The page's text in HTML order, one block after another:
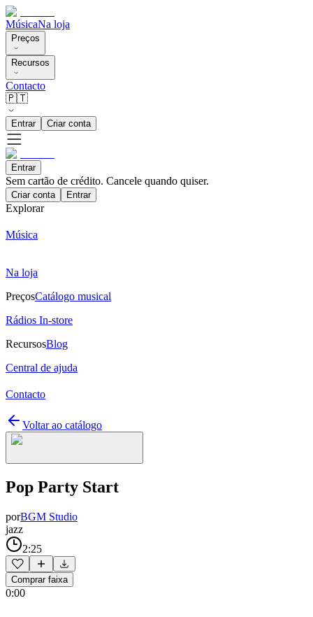
MúsicaNa loja
Preços
Recursos
Contacto
🇵🇹
Entrar Criar conta
Entrar
Sem cartão de crédito. Cancele quando quiser.
Criar conta Entrar
Explorar
Música
Na loja
PreçosCatálogo musical
Rádios In-store
RecursosBlog
Central de ajuda
Contacto
Voltar ao catálogo
Pop Party Start
porBGM Studio
jazz
2:25
Comprar faixa
0:00